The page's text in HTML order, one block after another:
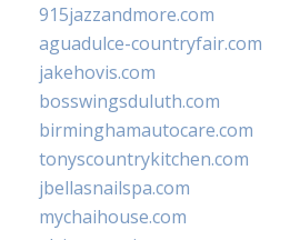
915jazzandmore.com
aguadulce-countryfair.com
jakehovis.com
bosswingsduluth.com
birminghamautocare.com
tonyscountrykitchen.com
jbellasnailspa.com
mychaihouse.com